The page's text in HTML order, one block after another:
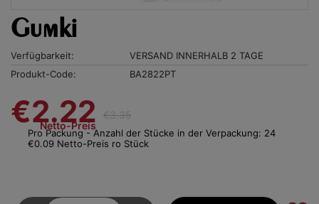
Gumki
Verfügbarkeit:
VERSAND INNERHALB 2 TAGE
Produkt-Code:
BA2822PT
€2.22
Netto-Preis
€3.35
Pro Packung - Anzahl der Stücke in der Verpackung: 24
€0.09 Netto-Preis ro Stück